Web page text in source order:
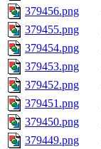
379456.png
379455.png
379454.png
379453.png
379452.png
379451.png
379450.png
379449.png